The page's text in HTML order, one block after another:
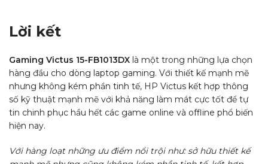
Lời kết
Gaming Victus 15-FB1013DX là một trong những lựa chọn
hàng đầu cho dòng laptop gaming. Với thiết kế mạnh mẽ
nhưng không kém phần tinh tế, HP Victus kết hợp thông
số kỹ thuật mạnh mẽ với khả năng làm mát cực tốt để tự
tin chinh phục hầu hết các game online và offline phổ biến
hiện nay.
Với hàng loạt những ưu điểm nổi trội như: sở hữu thiết kế